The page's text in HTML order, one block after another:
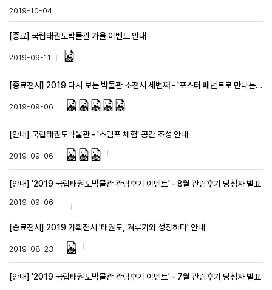
2019-10-04
[종료] 국립태권도박물관 가을 이벤트 안내
2019-09-11
[종료전시] 2019 다시 보는 박물관 소전시 세번째 - '포스터·패넌트로 만나는 세계태권도선수권대회'
2019-09-06
[안내] 국립태권도박물관 - '스탬프 체험' 공간 조성 안내
2019-09-06
[안내] '2019 국립태권도박물관 관람후기 이벤트' - 8월 관람후기 당첨자 발표
2019-09-06
[종료전시] 2019 기획전시 '태권도, 겨루기와 성장하다' 안내
2019-08-23
[안내] '2019 국립태권도박물관 관람후기 이벤트' - 7월 관람후기 당첨자 발표